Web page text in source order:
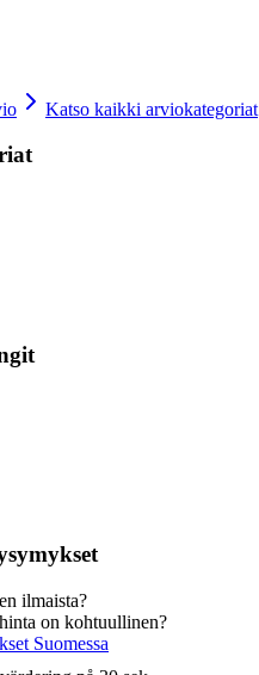
Katso kaikki arviokategoriat
ilmaista?
on kohtuullinen?
Suomessa